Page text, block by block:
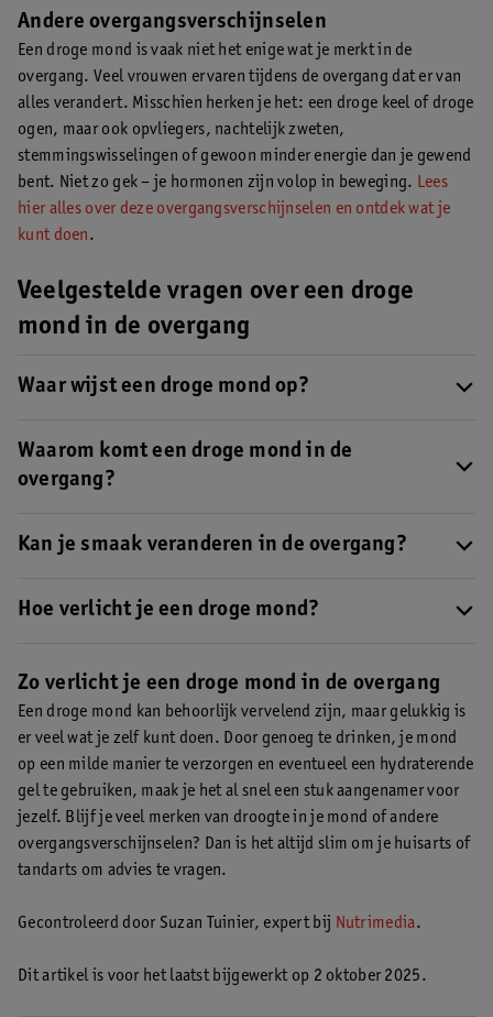
Andere overgangsverschijnselen
Een droge mond is vaak niet het enige wat je merkt in de
overgang. Veel vrouwen ervaren tijdens de overgang dat er van
alles verandert. Misschien herken je het: een droge keel of droge
ogen, maar ook opvliegers, nachtelijk zweten,
stemmingswisselingen of gewoon minder energie dan je gewend
bent. Niet zo gek – je hormonen zijn volop in beweging. Lees
hier alles over deze overgangsverschijnselen en ontdek wat je
kunt doen.
Veelgestelde vragen over een droge
mond in de overgang
Waar wijst een droge mond op?
speekselproductie, wat vaak voorkomt tijdens de overgang
bepaalde medicijnen of mondademhaling kunnen meespelen.
Waarom komt een droge mond in de
overgang?
heeft op je slijmvliezen en speekselklieren.Hierdoor maak je
aan
Kan je smaak veranderen in de overgang?
overgang. Je kunt ook een vreemde smaak in je mond hebben.
Hoe verlicht je een droge mond?
alcohol en cafeïne, kauw op suikervrije kauwgom of zuig op een
snoepje. Eventueel kun je een mondgel gebruiken.
Lees hier wat
je nog meer kunt doen bij een droge mond
Zo verlicht je een droge mond in de overgang
Een droge mond kan behoorlijk vervelend zijn, maar gelukkig is
er veel wat je zelf kunt doen. Door genoeg te drinken, je mond
op een milde manier te verzorgen en eventueel een hydraterende
gel te gebruiken, maak je het al snel een stuk aangenamer voor
jezelf. Blijf je veel merken van droogte in je mond of andere
overgangsverschijnselen? Dan is het altijd slim om je huisarts of
tandarts om advies te vragen.
Gecontroleerd door Suzan Tuinier, expert bij Nutrimedia.
Dit artikel is voor het laatst bijgewerkt op 2 oktober 2025.